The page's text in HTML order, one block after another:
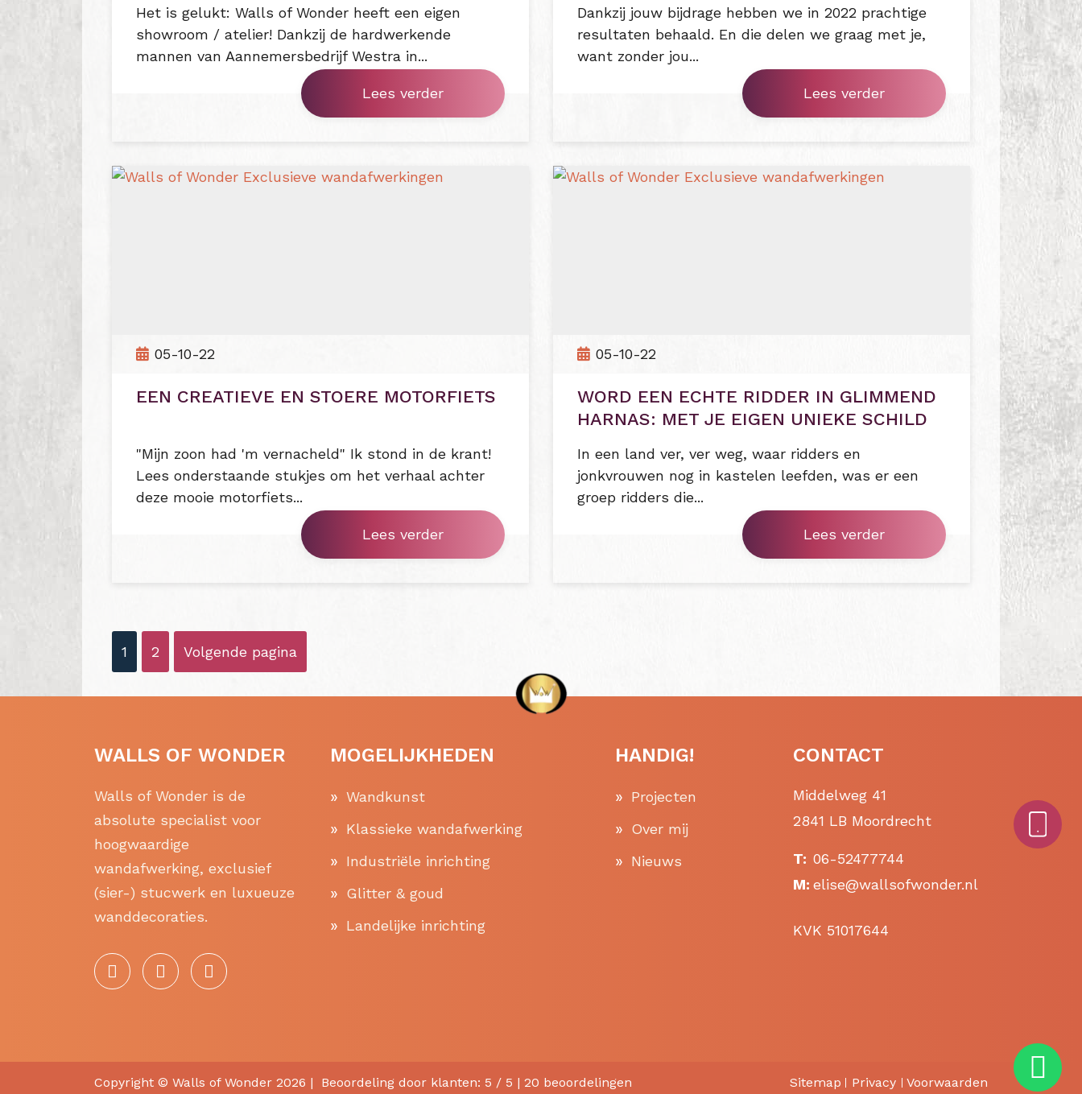
Het is gelukt: Walls of Wonder heeft een eigen
showroom / atelier! Dankzij de hardwerkende
mannen van Aannemersbedrijf Westra in...
Lees verder
Dankzij jouw bijdrage hebben we in 2022 prachtige
resultaten behaald. En die delen we graag met je,
want zonder jou...
Lees verder
05-10-22
EEN CREATIEVE EN STOERE MOTORFIETS
"Mijn zoon had 'm vernacheld" Ik stond in de krant!
Lees onderstaande stukjes om het verhaal achter
deze mooie motorfiets...
Lees verder
05-10-22
WORD EEN ECHTE RIDDER IN GLIMMEND
HARNAS: MET JE EIGEN UNIEKE SCHILD
In een land ver, ver weg, waar ridders en
jonkvrouwen nog in kastelen leefden, was er een
groep ridders die...
Lees verder
1 2 Volgende pagina
WALLS OF WONDER
Walls of Wonder is de
absolute specialist voor
hoogwaardige
wandafwerking, exclusief
(sier-) stucwerk en luxueuze
wanddecoraties.
MOGELIJKHEDEN
Wandkunst
Klassieke wandafwerking
Industriële inrichting
Glitter & goud
Landelijke inrichting
HANDIG!
Projecten
Over mij
Nieuws
CONTACT
Middelweg 41
2841 LB Moordrecht
T: 06-52477744
M: elise@wallsofwonder.nl
KVK 51017644
Copyright © Walls of Wonder 2026 | Beoordeling door klanten: 5 / 5 | 20 beoordelingen Sitemap Privacy Voorwaarden